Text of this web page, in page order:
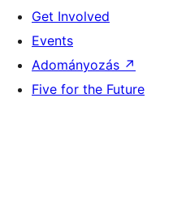
Get Involved
Events
Adományozás ↗
Five for the Future